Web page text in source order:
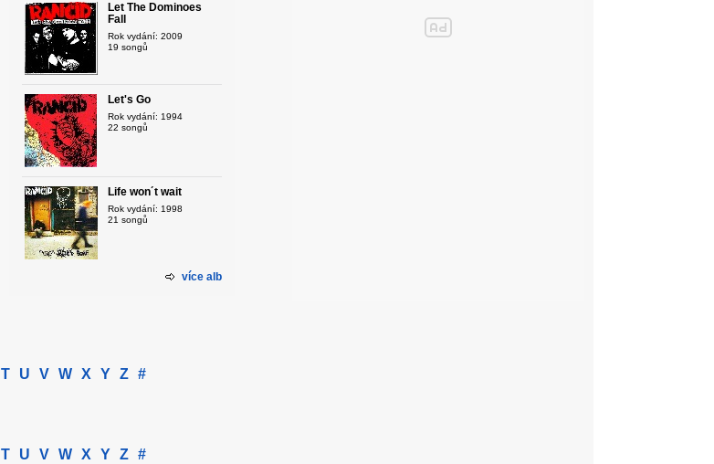
Let The Dominoes
Fall
Rok vydání: 2009
19 songů
Let's Go
Rok vydání: 1994
22 songů
Life won´t wait
Rok vydání: 1998
21 songů
více alb
T U V W X Y Z #
T U V W X Y Z #